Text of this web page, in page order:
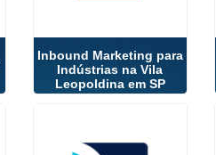
Inbound Marketing para
Indústrias na Vila
Leopoldina em SP